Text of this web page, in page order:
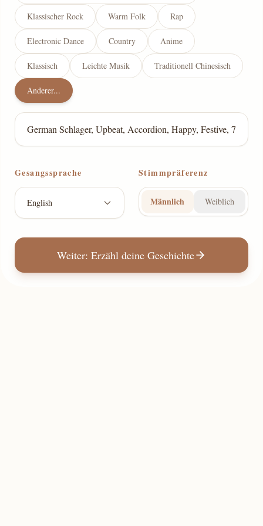
Klassischer Rock Warm Folk Rap
Electronic Dance Country Anime
Klassisch Leichte Musik Traditionell Chinesisch
Anderer...
Gesangssprache
English
Stimmpräferenz
Männlich Weiblich
Weiter: Erzähl deine Geschichte